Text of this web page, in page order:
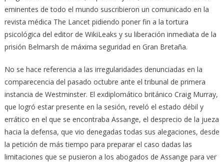
eminentes de todo el mundo suscribieron un comunicado en la
revista médica The Lancet pidiendo poner fin a la tortura
psicológica del editor de WikiLeaks y su liberación inmediata de la
prisión Belmarsh de máxima seguridad en Gran Bretaña.
No se hace referencia a las irregularidades denunciadas en la
comparecencia del pasado octubre ante el tribunal de primera
instancia de Westminster. El exdiplomático británico Craig Murray,
que logró estar presente en la sesión, reveló el estado débil y
errático en el que se encontraba Assange, el desprecio de la jueza
hacia la defensa, que vio denegadas todas sus alegaciones, desde
la petición de más tiempo para preparar el caso dadas las
limitaciones que se pusieron a los abogados de Assange para ver